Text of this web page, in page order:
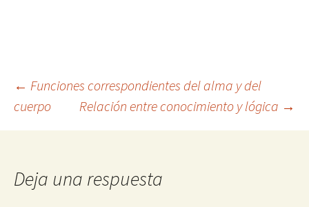
Navegación
de
entradas
← Funciones correspondientes del alma y del
cuerpo
Relación entre conocimiento y lógica →
Deja una respuesta